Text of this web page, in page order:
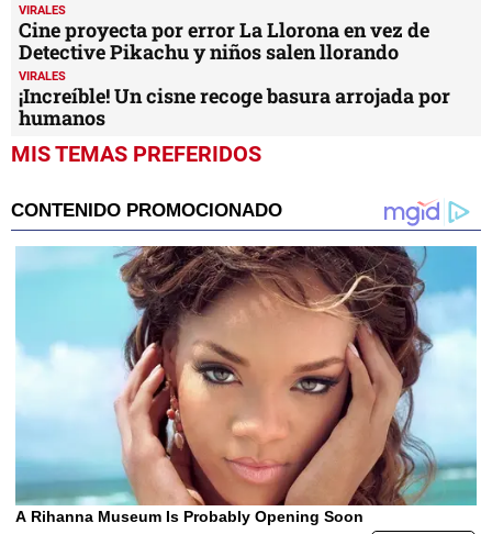
VIRALES
Cine proyecta por error La Llorona en vez de
Detective Pikachu y niños salen llorando
VIRALES
¡Increíble! Un cisne recoge basura arrojada por
humanos
MIS TEMAS PREFERIDOS